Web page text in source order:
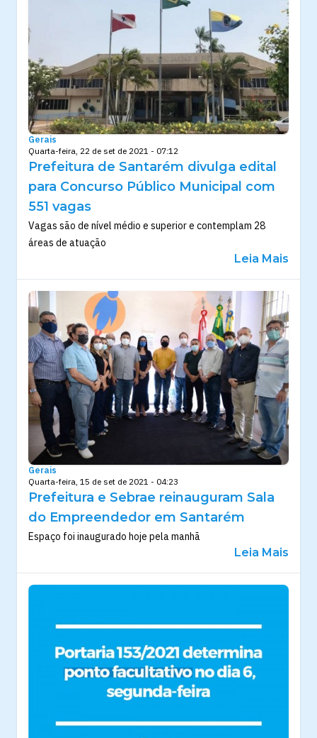
Gerais
Quarta-feira, 22 de set de 2021 - 07:12
Prefeitura de Santarém divulga edital
para Concurso Público Municipal com
551 vagas
Vagas são de nível médio e superior e contemplam 28
áreas de atuação
Leia Mais
Gerais
Quarta-feira, 15 de set de 2021 - 04:23
Prefeitura e Sebrae reinauguram Sala
do Empreendedor em Santarém
Espaço foi inaugurado hoje pela manhã
Leia Mais